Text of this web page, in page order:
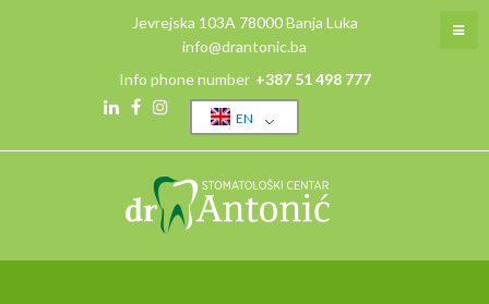
Jevrejska 103A 78000 Banja Luka
info@drantonic.ba
Info phone number +387 51 498 777
Facebook
Instagram
EN